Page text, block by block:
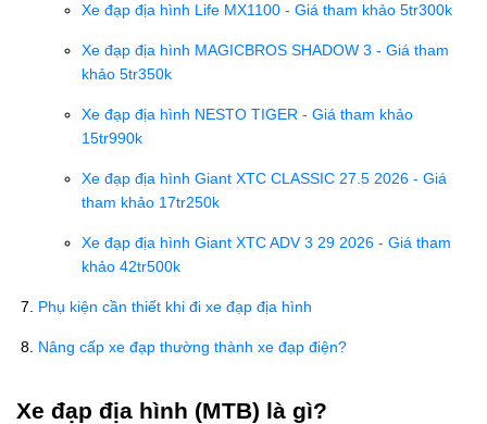
Xe đạp địa hình Life MX1100 - Giá tham khảo 5tr300k
Xe đạp địa hình MAGICBROS SHADOW 3 - Giá tham
khảo 5tr350k
Xe đạp địa hình NESTO TIGER - Giá tham khảo
15tr990k
Xe đạp địa hình Giant XTC CLASSIC 27.5 2026 - Giá
tham khảo 17tr250k
Xe đạp địa hình Giant XTC ADV 3 29 2026 - Giá tham
khảo 42tr500k
Phụ kiện cần thiết khi đi xe đạp địa hình
Nâng cấp xe đạp thường thành xe đạp điện?
Xe đạp địa hình (MTB) là gì?